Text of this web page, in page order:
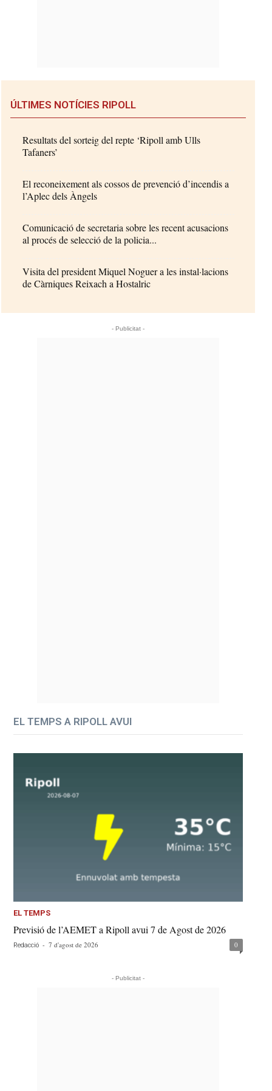
ÚLTIMES NOTÍCIES RIPOLL
Resultats del sorteig del repte ‘Ripoll amb Ulls
Tafaners’
El reconeixement als cossos de prevenció d’incendis a
l’Aplec dels Àngels
Comunicació de secretaria sobre les recent acusacions
al procés de selecció de la policia...
Visita del president Miquel Noguer a les instal·lacions
de Càrniques Reixach a Hostalric
- Publicitat -
EL TEMPS A RIPOLL AVUI
EL TEMPS
Previsió de l’AEMET a Ripoll avui 7 de Agost de 2026
Redacció - 7 d'agost de 2026 0
- Publicitat -